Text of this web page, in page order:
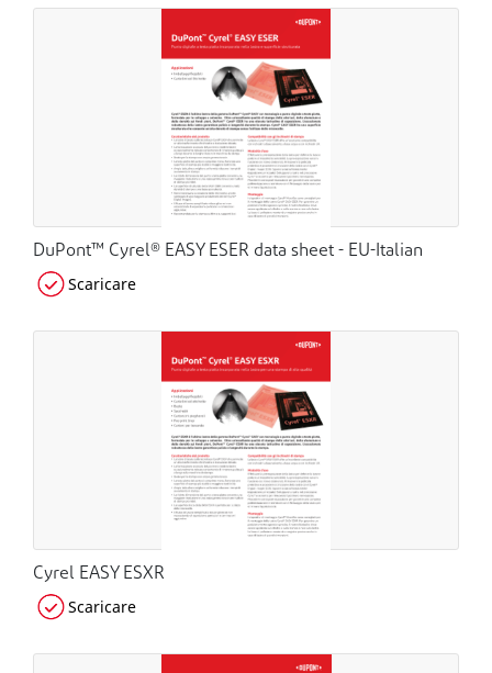
DuPont™ Cyrel® EASY ESER data sheet - EU-Italian
Scaricare
Cyrel EASY ESXR
Scaricare